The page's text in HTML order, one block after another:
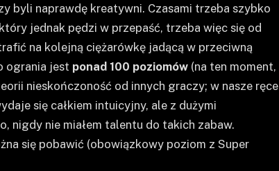
byli naprawdę kreatywni. Czasami trzeba szybko
jednak pędzi w przepaść, trzeba więc się od
na kolejną ciężarówkę jadącą w przeciwną
ogrania jest ponad 100 poziomów (na ten moment,
nieskończoność od innych graczy; w nasze ręce
się całkiem intuicyjny, ale z dużymi
nigdy nie miałem talentu do takich zabaw.
się pobawić (obowiązkowy poziom z Super